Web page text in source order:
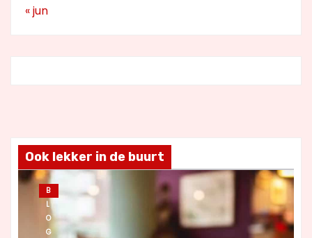
« jun
Ook lekker in de buurt
B
L
O
G